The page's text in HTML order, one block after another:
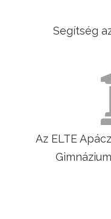
Segítség
Az ELTE